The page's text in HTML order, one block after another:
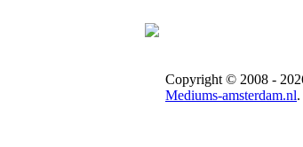
Copyright © 2008 -
Mediums-amsterdam.nl.